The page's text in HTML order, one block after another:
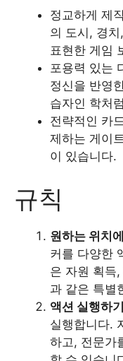
정교하게 제
의 도시, 경
표현한 게임
포용력 있는
정신을 반영
습자인 학처
전략적인 카
제하는 게이
이 있습니다.
규칙
원하는 위치
커를 다양한
은 자원 획득
과 같은 특별
액션 실행하기
실행합니다.
하고, 전문가